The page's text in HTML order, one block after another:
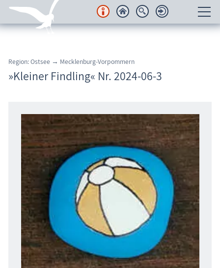
Regionales
Karten
Freizeit
Wissenswertes
Veranstaltungen
Blog
Region: Ostsee → Mecklenburg-Vorpommern
»Kleiner Findling« Nr. 2024-06-3